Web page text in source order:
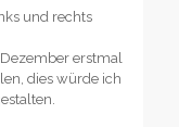
und rechts
erstmal
dies würde ich